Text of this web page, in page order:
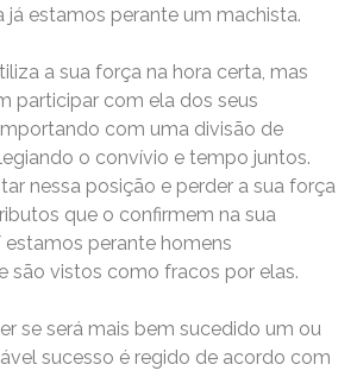
já estamos perante um machista.
a sua força na hora certa, mas
participar com ela dos seus
com uma divisão de
o convívio e tempo juntos.
nessa posição e perder a sua força
que o confirmem na sua
estamos perante homens
são vistos como fracos por elas.
se será mais bem sucedido um ou
sucesso é regido de acordo com